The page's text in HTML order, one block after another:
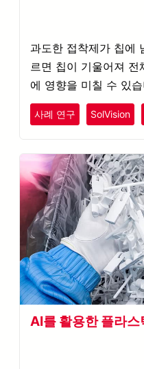
과도한 접착제가 칩에
르면 칩이 기울어져 전
에 영향을 미칠 수 있
사례 연구 SolVision
AI를 활용한 플라